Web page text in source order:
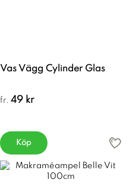
Vas Vägg Cylinder Glas
fr. 49 kr
Köp